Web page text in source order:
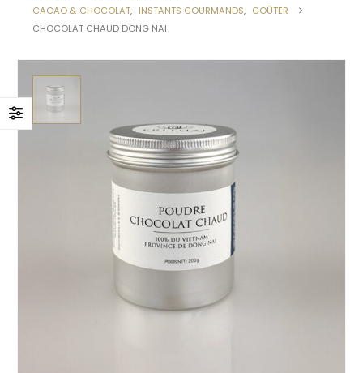
CACAO & CHOCOLAT, INSTANTS GOURMANDS, GOÛTER
CHOCOLAT CHAUD DONG NAI